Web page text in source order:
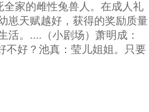
家的雌性兔兽人。在成人礼
崽天赋越好，获得的奖励质量
。....（小剧场）萧明成：
不好？池真：莹儿姐姐。只要